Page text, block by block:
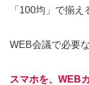
「100均」で揃
WEB会議で必要な
スマホを、WEB